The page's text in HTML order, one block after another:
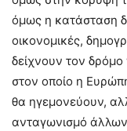
όμως η κατάσταση
οικονομικές,
δείχνουν τον
στον οποίο η
θα ηγεμονεύουν,
ανταγωνισμό